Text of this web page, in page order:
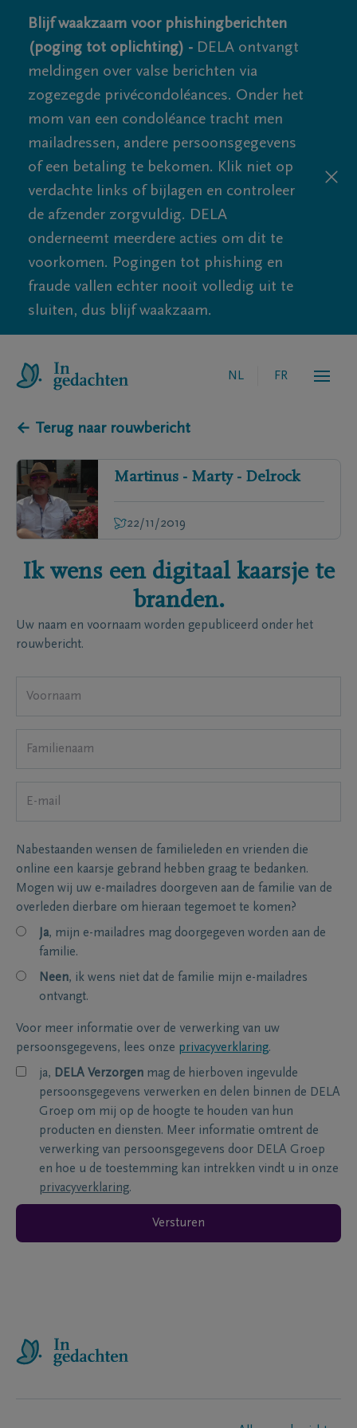
Blijf waakzaam voor phishingberichten
(poging tot oplichting) - DELA ontvangt
meldingen over valse berichten via
zogezegde privécondoléances. Onder het
mom van een condoléance tracht men
mailadressen, andere persoonsgegevens
of een betaling te bekomen. Klik niet op
verdachte links of bijlagen en controleer
de afzender zorgvuldig. DELA
onderneemt meerdere acties om dit te
voorkomen. Pogingen tot phishing en
fraude vallen echter nooit volledig uit te
sluiten, dus blijf waakzaam.
NL FR
← Terug naar rouwbericht
Martinus - Marty - Delrock
22/11/2019
Ik wens een digitaal kaarsje te
branden.
Uw naam en voornaam worden gepubliceerd onder het
rouwbericht.
Nabestaanden wensen de familieleden en vrienden die
online een kaarsje gebrand hebben graag te bedanken.
Mogen wij uw e-mailadres doorgeven aan de familie van de
overleden dierbare om hieraan tegemoet te komen?
Ja, mijn e-mailadres mag doorgegeven worden aan de
familie.
Neen, ik wens niet dat de familie mijn e-mailadres
ontvangt.
Voor meer informatie over de verwerking van uw
persoonsgegevens, lees onze privacyverklaring.
ja, DELA Verzorgen mag de hierboven ingevulde
persoonsgegevens verwerken en delen binnen de DELA
Groep om mij op de hoogte te houden van hun
producten en diensten. Meer informatie omtrent de
verwerking van persoonsgegevens door DELA Groep
en hoe u de toestemming kan intrekken vindt u in onze
privacyverklaring.
Versturen